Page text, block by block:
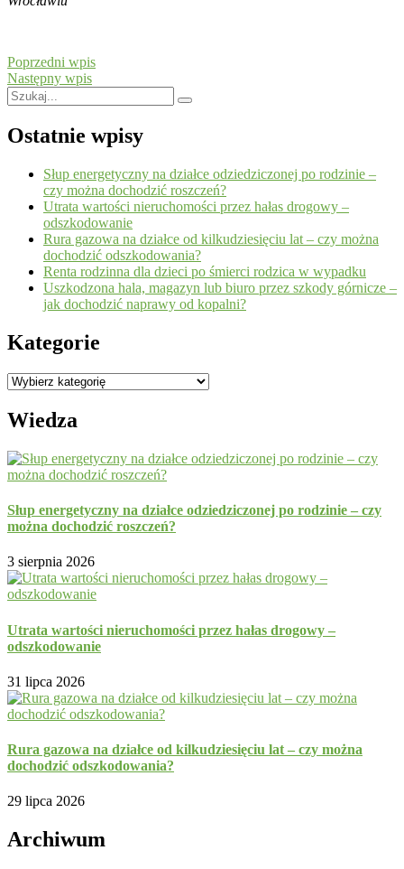
Poprzedni wpis
Następny wpis
Ostatnie wpisy
Słup energetyczny na działce odziedziczonej po rodzinie –
czy można dochodzić roszczeń?
Utrata wartości nieruchomości przez hałas drogowy –
odszkodowanie
Rura gazowa na działce od kilkudziesięciu lat – czy można
dochodzić odszkodowania?
Renta rodzinna dla dzieci po śmierci rodzica w wypadku
Uszkodzona hala, magazyn lub biuro przez szkody górnicze –
jak dochodzić naprawy od kopalni?
Kategorie
Kategorie
Wiedza
Słup energetyczny na działce odziedziczonej po rodzinie – czy
można dochodzić roszczeń?
3 sierpnia 2026
Utrata wartości nieruchomości przez hałas drogowy –
odszkodowanie
31 lipca 2026
Rura gazowa na działce od kilkudziesięciu lat – czy można
dochodzić odszkodowania?
29 lipca 2026
Archiwum